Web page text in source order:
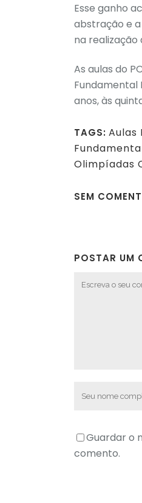
Esse ganho
abstração e
na realização
As aulas do
Fundamental
anos, às
TAGS: Aulas
Olimpíadas
SEM
POSTAR UM
Guardar o
comento.